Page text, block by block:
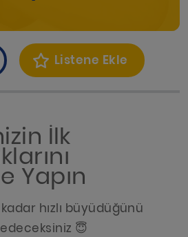
Listene Ekle
İlk
Yapın
hızlı büyüdüğünü
😇